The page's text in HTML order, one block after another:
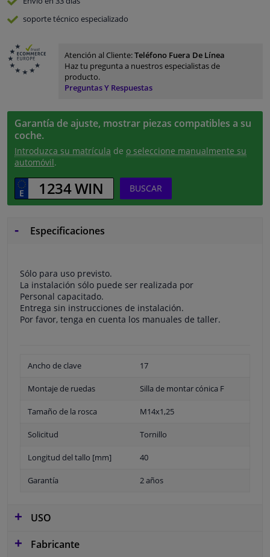
soporte técnico especializado
Atención al Cliente:Teléfono Fuera De Línea
Haz tu pregunta a nuestros especialistas de
producto.
Preguntas Y Respuestas
Garantía de ajuste, mostrar piezas compatibles a su
coche.
Introduzca su matrícula de o seleccione manualmente su
automóvil.
BUSCAR
Especificaciones
Sólo para uso previsto.
La instalación sólo puede ser realizada por
Personal capacitado.
Entrega sin instrucciones de instalación.
Por favor, tenga en cuenta los manuales de taller.
Ancho de clave 17
Montaje de ruedas Silla de montar cónica F
Tamaño de la rosca M14x1,25
Solicitud Tornillo
Longitud del tallo [mm] 40
Garantía 2 años
USO
Fabricante